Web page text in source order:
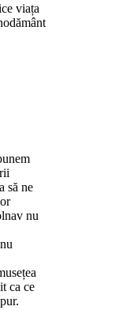
viața
să ne
nu
ca ce